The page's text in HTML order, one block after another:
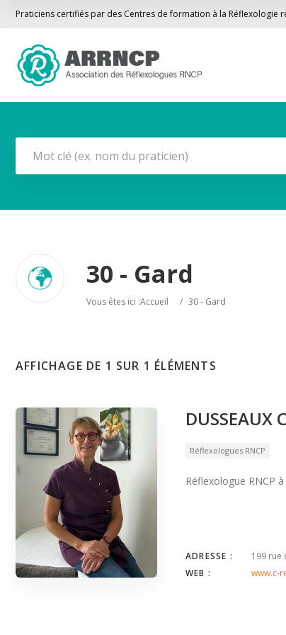
Praticiens certifiés par des Centres de formation à la Réflexologie
30 - Gard
Vous êtes ici :Accueil / 30 - Gard
AFFICHAGE DE 1 SUR 1 ÉLÉMENTS
DUSSEAUX
Réflexologues RNCP
Réflexologue RNCP
ADRESSE :
199 rue
WEB :
www.c-